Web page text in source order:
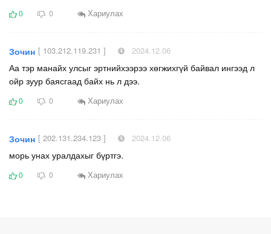
0 0 Хариулах
Зочин [ 103.212.119.231 ] 2024.12.06
Аа тэр манайх улсыг эртнийхээрээ хөгжихгүй байвал ингээд л
ойр зуур баясгаад байх нь л дээ.
0 0 Хариулах
Зочин [ 202.131.234.123 ] 2024.12.06
морь унах уралдахыг бүртгэ.
0 0 Хариулах